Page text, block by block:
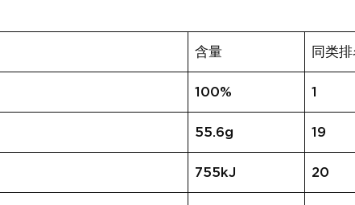
含量 同类排
100% 1
55.6g 19
755kJ 20